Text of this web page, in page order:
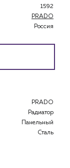
1592
PRADO
Россия
PRADO
Радиатор
Панельный
Сталь